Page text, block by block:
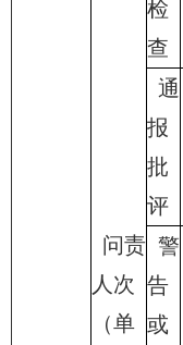
问责
人次
（单
检
查
通
报
批
评
警
告
或